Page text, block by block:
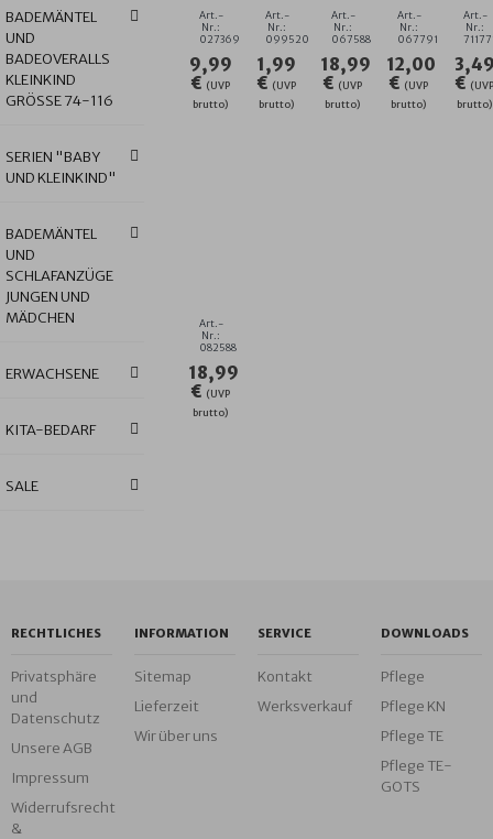
BADEMÄNTEL
UND
BADEOVERALLS
KLEINKIND
GRÖSSE 74-116
SERIEN "BABY
UND KLEINKIND"
BADEMÄNTEL
UND
SCHLAFANZÜGE
JUNGEN UND
MÄDCHEN
ERWACHSENE
KITA-BEDARF
SALE
CM
DAHLIE
Art.-
Nr.:
027369
9,99
€ (UVP
brutto)
STÜC
Art.-
Nr.:
099520
1,99
€ (UVP
brutto)
BT.
GRÖSSE 1
00X100 C
M
Art.-
Nr.:
067588
18,99
€ (UVP
brutto)
GRÖSSE 8
0X80 C
M
Art.-
Nr.:
067791
12,00
€ (UVP
brutto)
M
Art.-
Nr.:
€ (UVP
brutto)
BT.
GRÖSSE 1
00X100 C
M
Art.-
Nr.:
082588
18,99
€ (UVP
brutto)
RECHTLICHES
Privatsphäre
und
Datenschutz
Unsere AGB
Impressum
Widerrufsrecht
&
INFORMATION
Sitemap
Lieferzeit
Wir über uns
SERVICE
Kontakt
Werksverkauf
DOWNLOADS
Pflege
Pflege KN
Pflege TE
Pflege TE-
GOTS